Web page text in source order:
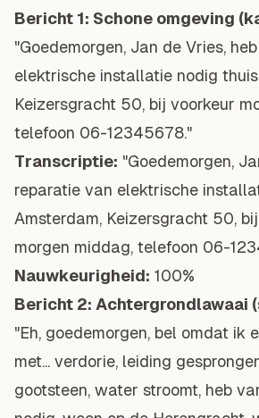
Bericht 1: Schone omgeving
"Goedemorgen, Jan de Vries,
elektrische installatie nodig
Keizersgracht 50, bij voorkeur
telefoon 06-12345678."
Transcriptie: "Goedemorgen,
reparatie van elektrische
Amsterdam, Keizersgracht 50,
morgen middag, telefoon 06-
Nauwkeurigheid: 100%
Bericht 2: Achtergrondlawaai
"Eh, goedemorgen, bel omdat ik
met... verdorie, leiding
gootsteen, water stroomt, heb